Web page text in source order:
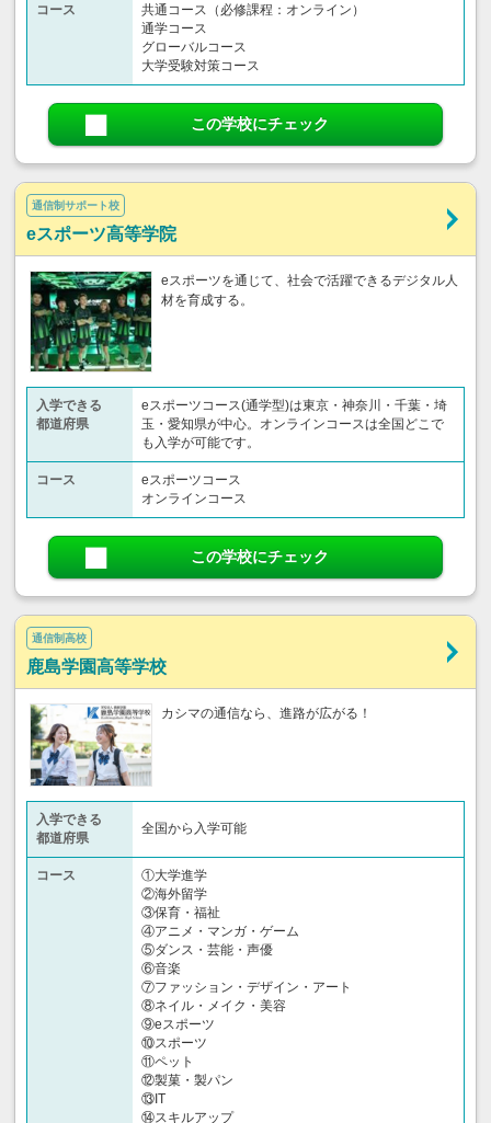
コース
共通コース（必修課程：オンライン）
通学コース
グローバルコース
大学受験対策コース
この学校にチェック
通信制サポート校
eスポーツ高等学院
eスポーツを通じて、社会で活躍できるデジタル人
材を育成する。
入学できる
都道府県
eスポーツコース(通学型)は東京・神奈川・千葉・埼
玉・愛知県が中心。オンラインコースは全国どこで
も入学が可能です。
コース
eスポーツコース
オンラインコース
この学校にチェック
通信制高校
鹿島学園高等学校
カシマの通信なら、進路が広がる！
入学できる
都道府県
全国から入学可能
コース
①大学進学
②海外留学
③保育・福祉
④アニメ・マンガ・ゲーム
⑤ダンス・芸能・声優
⑥音楽
⑦ファッション・デザイン・アート
⑧ネイル・メイク・美容
⑨eスポーツ
⑩スポーツ
⑪ペット
⑫製菓・製パン
⑬IT
⑭スキルアップ